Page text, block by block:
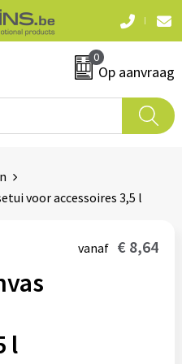
0
Op aanvraag
voor accessoires 3,5 l
l
vanaf € 8,64